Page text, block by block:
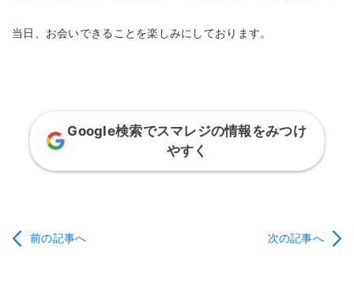
当日、お会いできることを楽しみにしております。
Google検索でスマレジの情報をみつけ
やすく
前の記事へ 次の記事へ